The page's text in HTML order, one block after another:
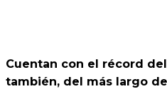
Cuentan con el récord
también, del más largo